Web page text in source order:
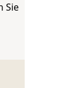
Sie